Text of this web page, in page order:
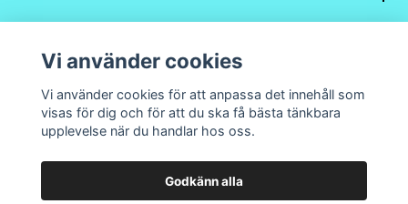
Sociala medier
Vi använder cookies
Vi använder cookies för att anpassa det innehåll som
visas för dig och för att du ska få bästa tänkbara
upplevelse när du handlar hos oss.
Godkänn alla